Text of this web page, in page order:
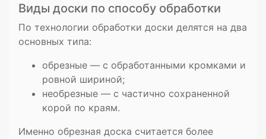
Виды доски по способу обработки
По технологии обработки доски делятся на два
основных типа:
обрезные — с обработанными кромками и
ровной шириной;
необрезные — с частично сохраненной
корой по краям.
Именно обрезная доска считается более